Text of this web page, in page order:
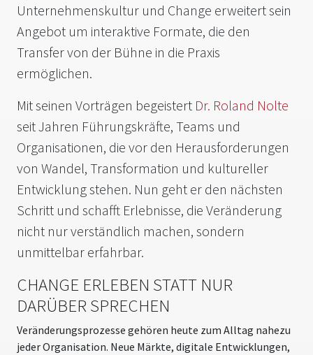
Unternehmenskultur und Change erweitert sein
Angebot um interaktive Formate, die den
Transfer von der Bühne in die Praxis
ermöglichen.
Mit seinen Vorträgen begeistert Dr. Roland Nolte
seit Jahren Führungskräfte, Teams und
Organisationen, die vor den Herausforderungen
von Wandel, Transformation und kultureller
Entwicklung stehen. Nun geht er den nächsten
Schritt und schafft Erlebnisse, die Veränderung
nicht nur verständlich machen, sondern
unmittelbar erfahrbar.
CHANGE ERLEBEN STATT NUR
DARÜBER SPRECHEN
Veränderungsprozesse gehören heute zum Alltag nahezu
jeder Organisation. Neue Märkte, digitale Entwicklungen,